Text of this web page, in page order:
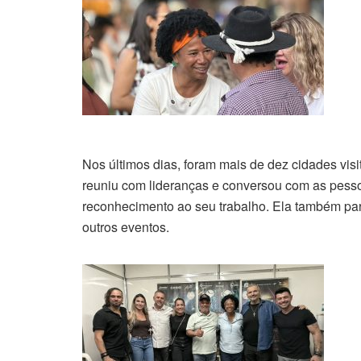
Nos últimos dias, foram mais de dez cidades
reuniu com lideranças e conversou com as
reconhecimento ao seu trabalho. Ela também
outros eventos.